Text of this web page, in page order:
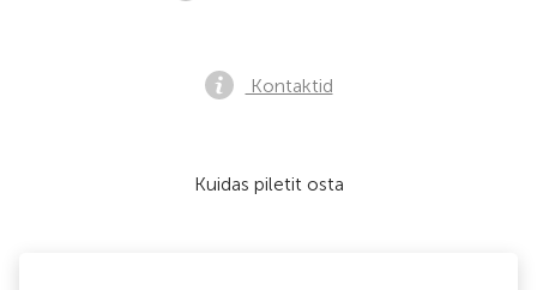
Kontaktid
Kuidas piletit osta